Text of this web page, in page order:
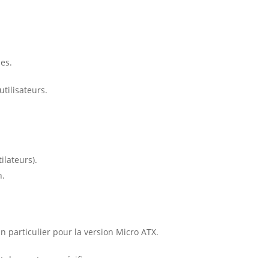
particulier pour la version Micro ATX.